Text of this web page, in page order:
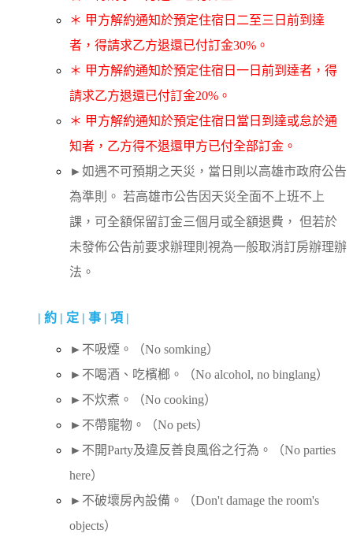
＊ 甲方解約通知於預定住宿日二至三日前到達
者，得請求乙方退還已付訂金30%。
＊ 甲方解約通知於預定住宿日一日前到達者，得
請求乙方退還已付訂金20%。
＊ 甲方解約通知於預定住宿日當日到達或怠於通
知者，乙方得不退還甲方已付全部訂金。
►如遇不可預期之天災，當日則以高雄市政府公告
為準則。 若高雄市公告因天災全面不上班不上
課，可全額保留訂金三個月或全額退費， 但若於
未發佈公告前要求辦理則視為一般取消訂房辦理辦
法。
| 約 | 定 | 事 | 項 |
►不吸煙。（No somking）
►不喝酒、吃檳榔。（No alcohol, no binglang）
►不炊煮。（No cooking）
►不帶寵物。（No pets）
►不開Party及違反善良風俗之行為。（No parties
here）
►不破壞房內設備。（Don't damage the room's
objects）